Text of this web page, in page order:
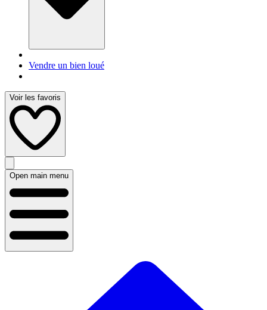
Vendre un bien loué
Voir les favoris
Open main menu